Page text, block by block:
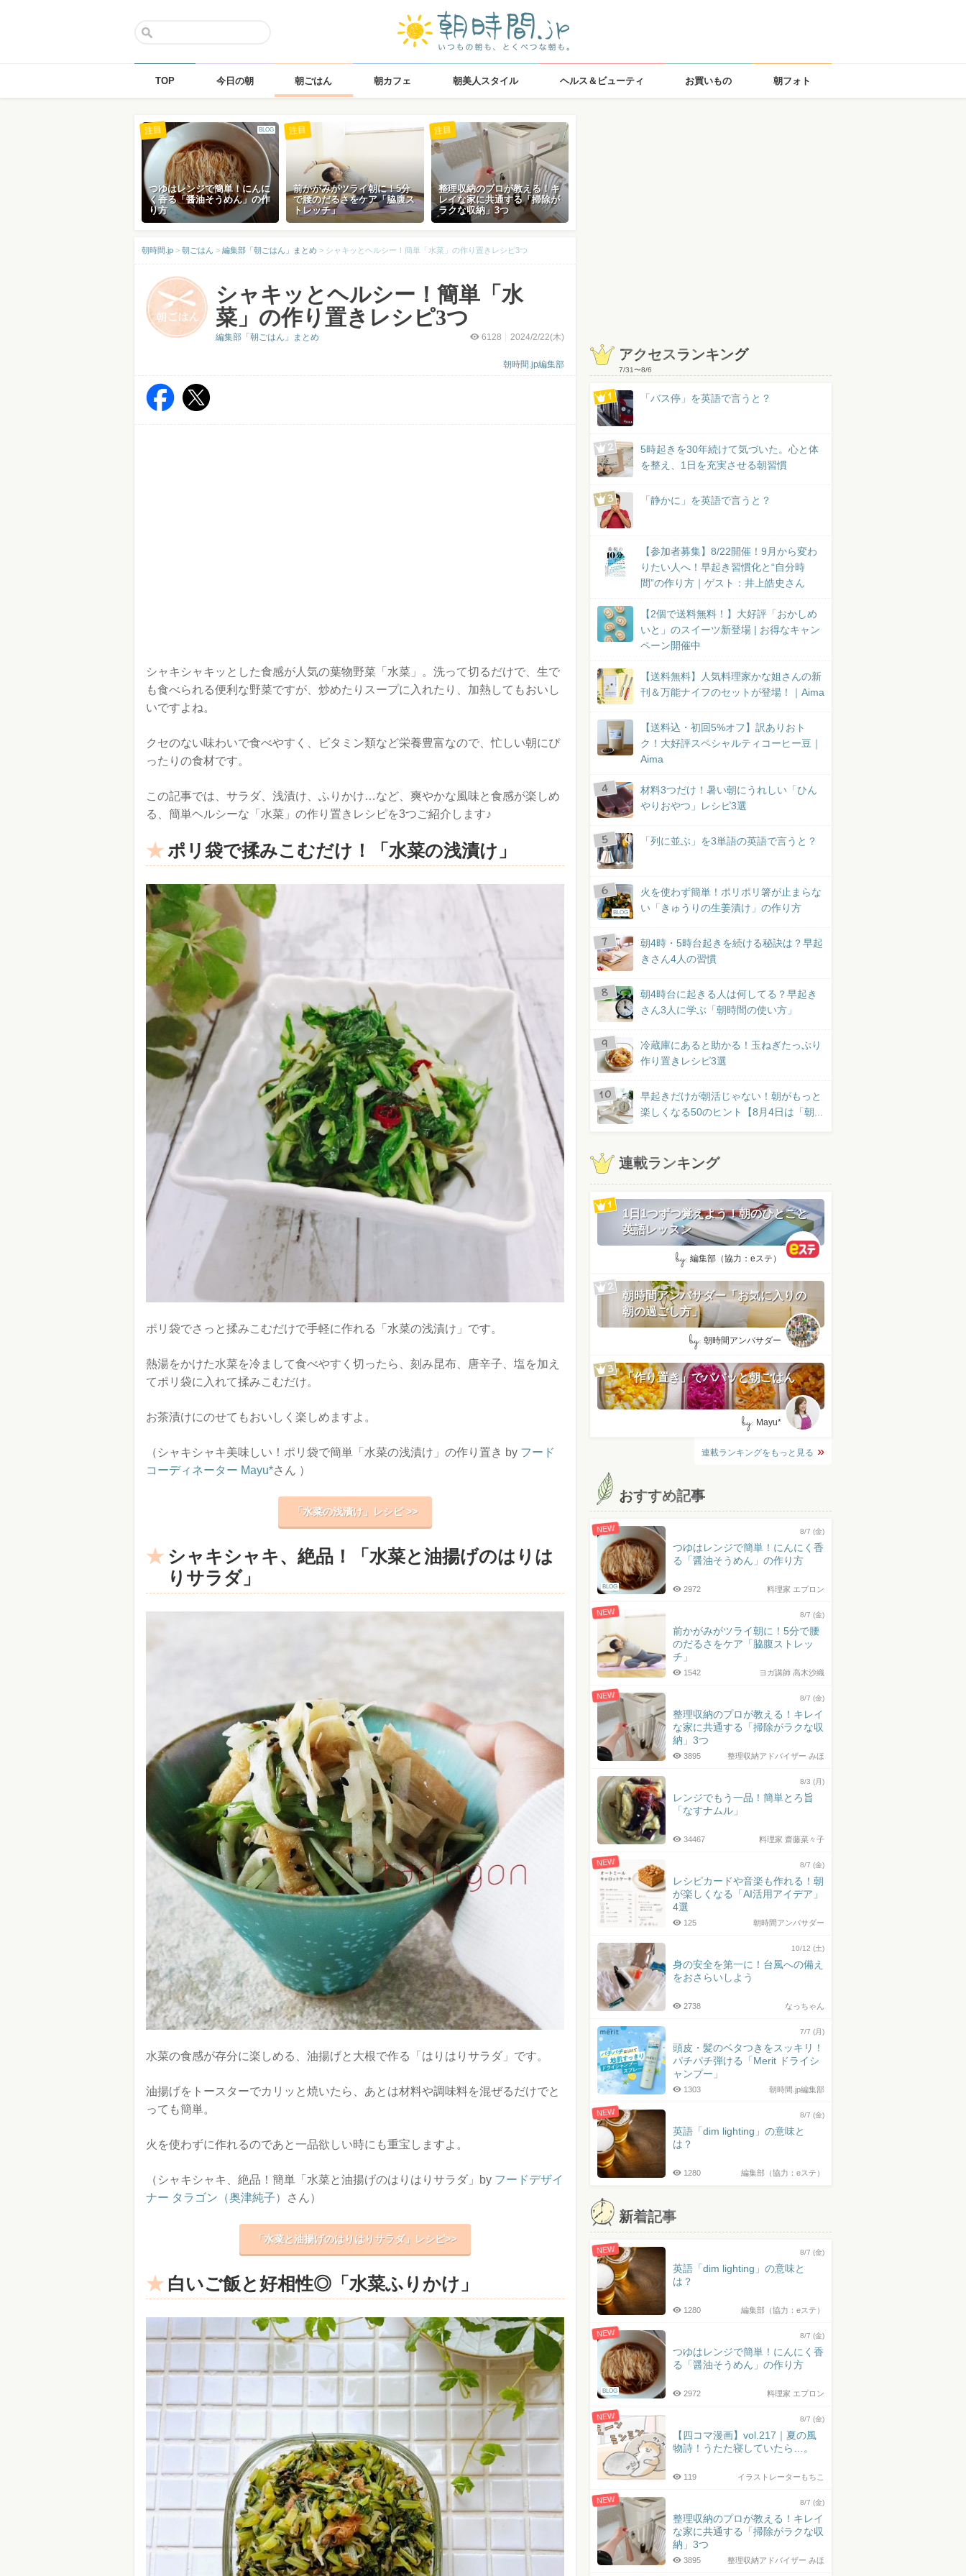
TOP 今日の朝 朝ごはん 朝カフェ 朝美人スタイル ヘルス＆ビューティ お買いもの 朝フォト
BLOG
つゆはレンジで簡単！にんに
く香る「醤油そうめん」の作
り方
注目
前かがみがツライ朝に！5分
で腰のだるさをケア「脇腹ス
トレッチ」
注目
整理収納のプロが教える！キ
レイな家に共通する「掃除が
ラクな収納」3つ
注目
朝時間.jp > 朝ごはん > 編集部「朝ごはん」まとめ > シャキッとヘルシー！簡単「水菜」の作り置きレシピ3つ
シャキッとヘルシー！簡単「水
菜」の作り置きレシピ3つ
6128 2024/2/22(木)
朝時間.jp編集部
編集部「朝ごはん」まとめ
シャキシャキッとした食感が人気の葉物野菜「水菜」。洗って切るだけで、生で
も食べられる便利な野菜ですが、炒めたりスープに入れたり、加熱してもおいし
いですよね。
クセのない味わいで食べやすく、ビタミン類など栄養豊富なので、忙しい朝にぴ
ったりの食材です。
この記事では、サラダ、浅漬け、ふりかけ…など、爽やかな風味と食感が楽しめ
る、簡単ヘルシーな「水菜」の作り置きレシピを3つご紹介します♪
ポリ袋で揉みこむだけ！「水菜の浅漬け」
ポリ袋でさっと揉みこむだけで手軽に作れる「水菜の浅漬け」です。
熱湯をかけた水菜を冷まして食べやすく切ったら、刻み昆布、唐辛子、塩を加え
てポリ袋に入れて揉みこむだけ。
お茶漬けにのせてもおいしく楽しめますよ。
（シャキシャキ美味しい！ポリ袋で簡単「水菜の浅漬け」の作り置き by フード
コーディネーター Mayu*さん ）
「水菜の浅漬け」レシピ >>
シャキシャキ、絶品！「水菜と油揚げのはりは
りサラダ」
水菜の食感が存分に楽しめる、油揚げと大根で作る「はりはりサラダ」です。
油揚げをトースターでカリッと焼いたら、あとは材料や調味料を混ぜるだけでと
っても簡単。
火を使わずに作れるのであと一品欲しい時にも重宝しますよ。
（シャキシャキ、絶品！簡単「水菜と油揚げのはりはりサラダ」by フードデザイ
ナー タラゴン（奥津純子）
さん）
「水菜と油揚げのはりはりサラダ」レシピ>>
白いご飯と好相性◎「水菜ふりかけ」
アクセスランキング
7/31〜8/6
「バス停」を英語で言うと？
5時起きを30年続けて気づいた。心と体
を整え、1日を充実させる朝習慣
「静かに」を英語で言うと？
【参加者募集】8/22開催！9月から変わ
りたい人へ！早起き習慣化と“自分時
間”の作り方｜ゲスト：井上皓史さん
【2個で送料無料！】大好評「おかしめ
いと」のスイーツ新登場 | お得なキャン
ペーン開催中
【送料無料】人気料理家かな姐さんの新
刊＆万能ナイフのセットが登場！｜Aima
【送料込・初回5%オフ】訳ありおト
ク！大好評スペシャルティコーヒー豆｜
Aima
材料3つだけ！暑い朝にうれしい「ひん
やりおやつ」レシピ3選
「列に並ぶ」を3単語の英語で言うと？
BLOG
火を使わず簡単！ポリポリ箸が止まらな
い「きゅうりの生姜漬け」の作り方
朝4時・5時台起きを続ける秘訣は？早起
きさん4人の習慣
朝4時台に起きる人は何してる？早起き
さん3人に学ぶ「朝時間の使い方」
冷蔵庫にあると助かる！玉ねぎたっぷり
作り置きレシピ3選
早起きだけが朝活じゃない！朝がもっと
楽しくなる50のヒント【8月4日は「朝...
連載ランキング
1日1つずつ覚えよう！朝のひとこと
英語レッスン
by: 編集部（協力：eステ）
朝時間アンバサダー「お気に入りの
朝の過ごし方」
by: 朝時間アンバサダー
「作り置き」でパパッと朝ごはん
by: Mayu*
連載ランキングをもっと見る
おすすめ記事
NEW
BLOG
8/7 (金)
つゆはレンジで簡単！にんにく香
る「醤油そうめん」の作り方
料理家 エプロン
2972
NEW 8/7 (金)
前かがみがツライ朝に！5分で腰
のだるさをケア「脇腹ストレッ
チ」
ヨガ講師 高木沙織
1542
NEW 8/7 (金)
整理収納のプロが教える！キレイ
な家に共通する「掃除がラクな収
納」3つ
整理収納アドバイザー みほ
3895
8/3 (月)
レンジでもう一品！簡単とろ旨
「なすナムル」
料理家 齋藤菜々子
34467
NEW 8/7 (金)
レシピカードや音楽も作れる！朝
が楽しくなる「AI活用アイデア」
4選
朝時間アンバサダー
125
10/12 (土)
身の安全を第一に！台風への備え
をおさらいしよう
なっちゃん
2738
7/7 (月)
頭皮・髪のベタつきをスッキリ！
パチパチ弾ける「Merit ドライシ
ャンプー」
朝時間.jp編集部
1303
NEW 8/7 (金)
英語「dim lighting」の意味と
は？
編集部（協力：eステ）
1280
新着記事
NEW 8/7 (金)
英語「dim lighting」の意味と
は？
編集部（協力：eステ）
1280
NEW
BLOG
8/7 (金)
つゆはレンジで簡単！にんにく香
る「醤油そうめん」の作り方
料理家 エプロン
2972
NEW 8/7 (金)
【四コマ漫画】vol.217｜夏の風
物詩！うたた寝していたら…。
イラストレーターもちこ
119
NEW 8/7 (金)
整理収納のプロが教える！キレイ
な家に共通する「掃除がラクな収
納」3つ
整理収納アドバイザー みほ
3895